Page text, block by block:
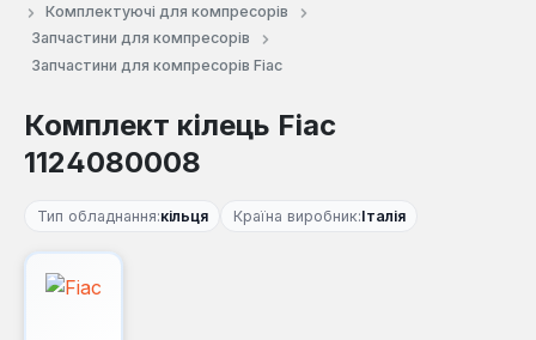
Комплектуючі для компресорів
Запчастини для компресорів
Запчастини для компресорів Fiac
Комплект кілець Fiac
1124080008
Тип обладнання:кільця Країна виробник:Італія